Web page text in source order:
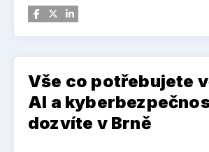
průmyslu. Po dokončení montáže
postupně oživí, zprovozní a
a limity. Po úspěšném provozním
na řadu finální test za účasti
Vše co potřebujete
AI a
dozvíte v Brně